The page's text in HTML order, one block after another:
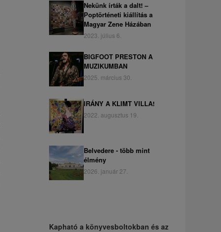
Nekünk írták a dalt! –
Poptörténeti kiállítás a
Magyar Zene Házában
2023. július 6.
BIGFOOT PRESTON A
MUZIKUMBAN
2025. március 30.
IRÁNY A KLIMT VILLA!
2022. augusztus 19.
Belvedere - több mint
élmény
2026. január 27.
Kapható a könyvesboltokban és az